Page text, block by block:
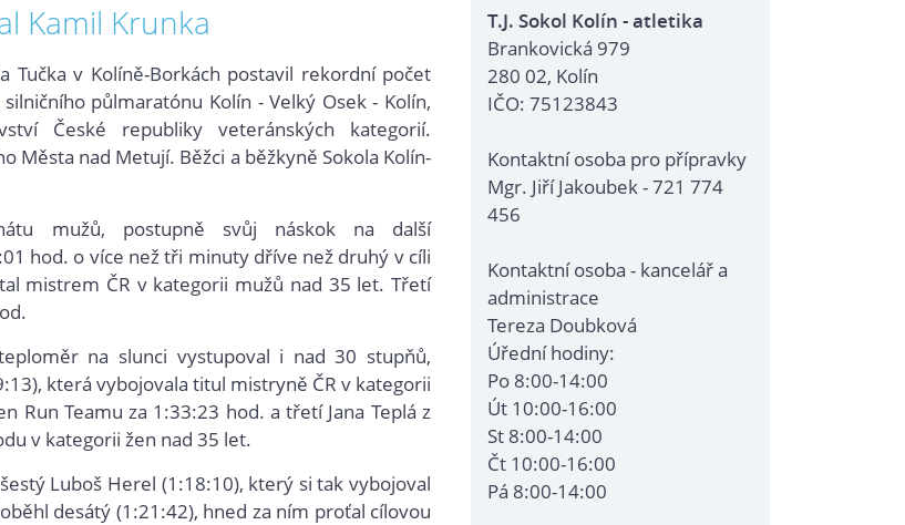
T.J. Sokol Kolín - atletika
Brankovická 979
280 02, Kolín
IČO: 75123843
Kontaktní osoba pro přípravky
Mgr. Jiří Jakoubek - 721 774
456
Kontaktní osoba - kancelář a
administrace
Tereza Doubková
Úřední hodiny:
Po 8:00-14:00
Út 10:00-16:00
St 8:00-14:00
Čt 10:00-16:00
Pá 8:00-14:00
Kamil Krunka
v Kolíně-Borkách postavil rekordní počet
půlmaratónu Kolín - Velký Osek - Kolín,
České republiky veteránských kategorií.
Města nad Metují. Běžci a běžkyně Sokola Kolín-
mužů, postupně svůj náskok na další
hod. o více než tři minuty dříve než druhý v cíli
mistrem ČR v kategorii mužů nad 35 let. Třetí
na slunci vystupoval i nad 30 stupňů,
která vybojovala titul mistryně ČR v kategorii
Run Teamu za 1:33:23 hod. a třetí Jana Teplá z
v kategorii žen nad 35 let.
Luboš Herel (1:18:10), který si tak vybojoval
desátý (1:21:42), hned za ním proťal cílovou